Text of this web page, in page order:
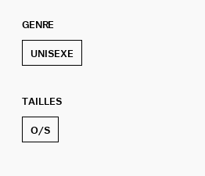
GENRE
UNISEXE
TAILLES
O/S